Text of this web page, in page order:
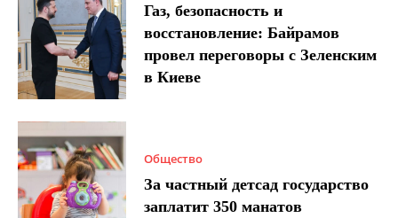
Газ, безопасность и
восстановление: Байрамов
провел переговоры с Зеленским
в Киеве
Общество
За частный детсад государство
заплатит 350 манатов